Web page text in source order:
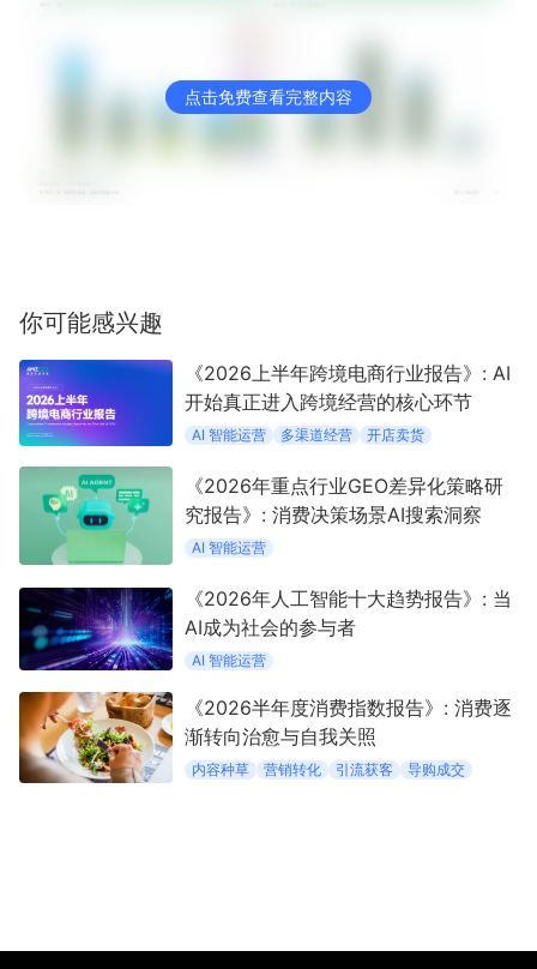
点击免费查看完整内容
你可能感兴趣
《2026上半年跨境电商行业报告》: AI
开始真正进入跨境经营的核心环节
AI 智能运营 多渠道经营 开店卖货
《2026年重点行业GEO差异化策略研
究报告》: 消费决策场景AI搜索洞察
AI 智能运营
《2026年人工智能十大趋势报告》: 当
AI成为社会的参与者
AI 智能运营
《2026半年度消费指数报告》: 消费逐
渐转向治愈与自我关照
内容种草 营销转化 引流获客 导购成交